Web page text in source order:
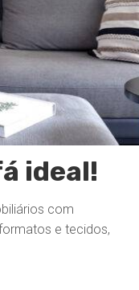
ideal!
com
e tecidos,